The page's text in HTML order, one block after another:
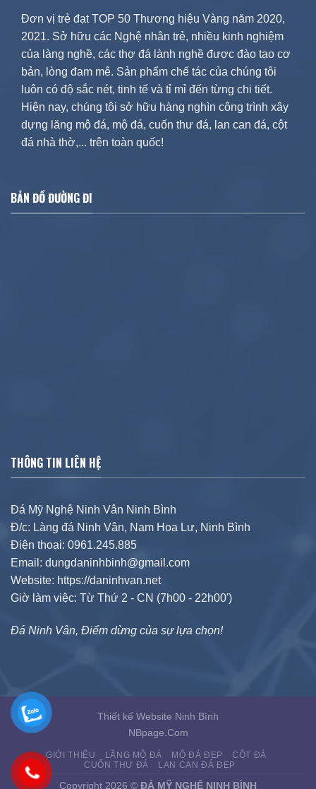
Đơn vị trẻ đạt TOP 50 Thương hiệu Vàng năm 2020,
2021. Sở hữu các Nghệ nhân trẻ, nhiều kinh nghiệm
của làng nghề, các thợ đá lành nghề được đào tạo cơ
bản, lòng đam mê. Sản phẩm chế tác của chúng tôi
luôn có độ sắc nét, tinh tế và tỉ mỉ đến từng chi tiết.
Hiện nay, chúng tôi sở hữu hàng nghìn công trình xây
dựng lăng mộ đá, mộ đá, cuốn thư đá, lan can đá, cột
đá nhà thờ,... trên toàn quốc!
BẢN ĐỒ ĐƯỜNG ĐI
THÔNG TIN LIÊN HỆ
Đá Mỹ Nghệ Ninh Vân Ninh Bình
Đ/c: Làng đá Ninh Vân, Nam Hoa Lư, Ninh Bình
Điện thoại: 0961.245.885
Email: dungdaninhbinh@gmail.com
Website: https://daninhvan.net
Giờ làm việc: Từ Thứ 2 - CN (7h00 - 22h00')
Đá Ninh Vân, Điểm dừng của sự lựa chọn!
Thiết kế Website Ninh Bình
NBpage.Com
GIỚI THIỆU LĂNG MỘ ĐÁ MỘ ĐÁ ĐẸP
CỘT ĐÁ
CUỐN THƯ ĐÁ
LAN CAN ĐÁ ĐẸP
Copyright 2026 © ĐÁ MỸ NGHỆ NINH BÌNH